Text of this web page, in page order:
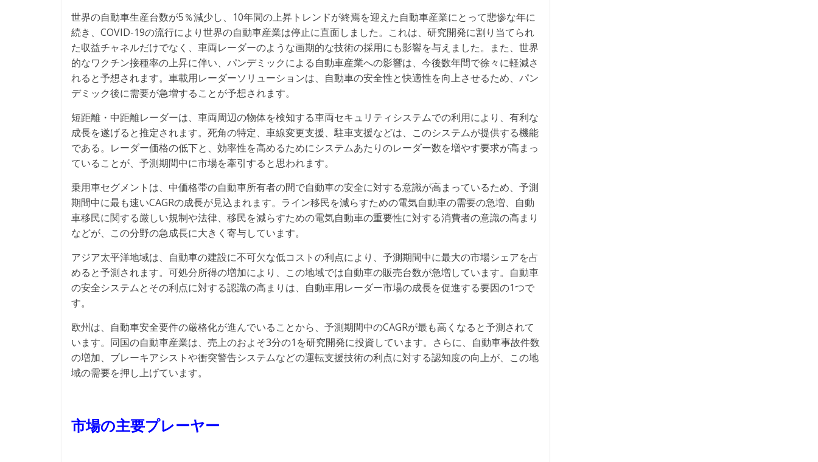
世界の自動車生産台数が5％減少し、10年間の上昇トレンドが終焉を迎えた自動車産業にとって悲惨な年に
続き、COVID-19の流行により世界の自動車産業は停止に直面しました。これは、研究開発に割り当てられ
た収益チャネルだけでなく、車両レーダーのような画期的な技術の採用にも影響を与えました。また、世界
的なワクチン接種率の上昇に伴い、パンデミックによる自動車産業への影響は、今後数年間で徐々に軽減さ
れると予想されます。車載用レーダーソリューションは、自動車の安全性と快適性を向上させるため、パン
デミック後に需要が急増することが予想されます。
短距離・中距離レーダーは、車両周辺の物体を検知する車両セキュリティシステムでの利用により、有利な
成長を遂げると推定されます。死角の特定、車線変更支援、駐車支援などは、このシステムが提供する機能
である。レーダー価格の低下と、効率性を高めるためにシステムあたりのレーダー数を増やす要求が高まっ
ていることが、予測期間中に市場を牽引すると思われます。
乗用車セグメントは、中価格帯の自動車所有者の間で自動車の安全に対する意識が高まっているため、予測
期間中に最も速いCAGRの成長が見込まれます。ライン移民を減らすための電気自動車の需要の急増、自動
車移民に関する厳しい規制や法律、移民を減らすための電気自動車の重要性に対する消費者の意識の高まり
などが、この分野の急成長に大きく寄与しています。
アジア太平洋地域は、自動車の建設に不可欠な低コストの利点により、予測期間中に最大の市場シェアを占
めると予測されます。可処分所得の増加により、この地域では自動車の販売台数が急増しています。自動車
の安全システムとその利点に対する認識の高まりは、自動車用レーダー市場の成長を促進する要因の1つで
す。
欧州は、自動車安全要件の厳格化が進んでいることから、予測期間中のCAGRが最も高くなると予測されて
います。同国の自動車産業は、売上のおよそ3分の1を研究開発に投資しています。さらに、自動車事故件数
の増加、ブレーキアシストや衝突警告システムなどの運転支援技術の利点に対する認知度の向上が、この地
域の需要を押し上げています。
市場の主要プレーヤー